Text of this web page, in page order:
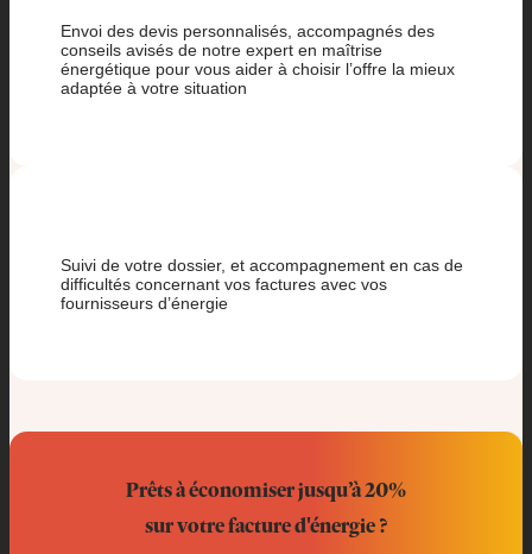
Envoi des devis personnalisés, accompagnés des
conseils avisés de notre expert en maîtrise
énergétique pour vous aider à choisir l’offre la mieux
adaptée à votre situation
Suivi de votre dossier, et accompagnement en cas de
difficultés concernant vos factures avec vos
fournisseurs d’énergie
Prêts à économiser jusqu’à 20%
sur votre facture d'énergie ?